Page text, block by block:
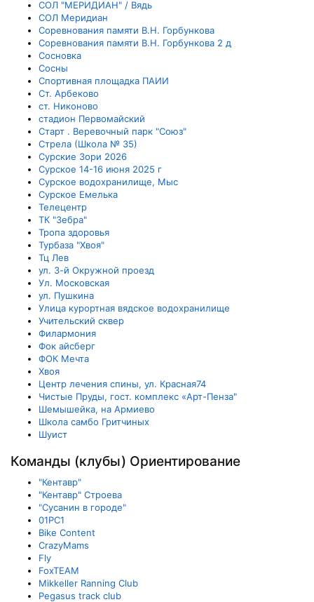
СОЛ "МЕРИДИАН" / Вядь
СОЛ Меридиан
Соревнования памяти В.Н. Горбункова
Соревнования памяти В.Н. Горбункова 2 д
Сосновка
Сосны
Спортивная площадка ПАИИ
Ст. Арбеково
ст. Никоново
стадион Первомайский
Старт . Веревочный парк "Союз"
Стрела (Школа № 35)
Сурские Зори 2026
Сурское 14-16 июня 2025 г
Сурское водохранилище, Мыс
Сурское Емелька
Телецентр
ТК "Зебра"
Тропа здоровья
Турбаза "Хвоя"
Тц Лев
ул. 3-й Окружной проезд
Ул. Московская
ул. Пушкина
Улица курортная вядское водохранилище
Учительский сквер
Филармония
Фок айсберг
ФОК Мечта
Хвоя
Центр лечения спины, ул. Красная74
Чистые Пруды, гост. комплекс «Арт-Пенза"
Шемышейка, на Армиево
Школа самбо Гритчиных
Шуист
Команды (клубы) Ориентирование
"Кентавр"
"Кентавр" Строева
"Сусанин в городе"
01РС1
Bike Content
CrazyMams
Fly
FoxTEAM
Mikkeller Ranning Club
Pegasus track club